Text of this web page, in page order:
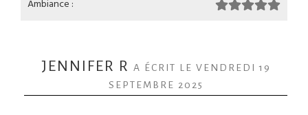
Ambiance :
JENNIFER R A ÉCRIT LE VENDREDI 19
SEPTEMBRE 2025